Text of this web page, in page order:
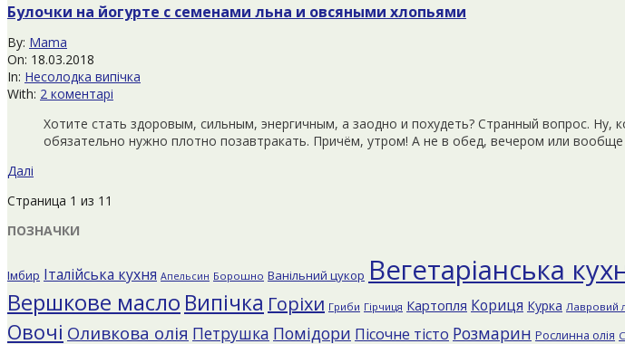
Булочки на йогурте с семенами льна и овсяными хлопьями
2018-
03-
18
By: Mama
On: 18.03.2018
In: Несолодка випічка
With: 2 коментарі
Хотите стать здоровым, сильным, энергичным, а заодно и похудеть? Странный вопрос. Ну,
обязательно нужно плотно позавтракать. Причём, утром! А не в обед, вечером или вообще
Далі
Страница 1 из 1 1
ПОЗНАЧКИ
Імбир Італійська кухня Апельсин Борошно Ванільний цукор Вегетаріанська
Вершкове масло Випічка Горіхи Гриби Гірчиця Картопля Кориця Курка Лавровий
Овочі Оливкова олія Петрушка Помідори Пісочне тісто Розмарин Рослинна олія